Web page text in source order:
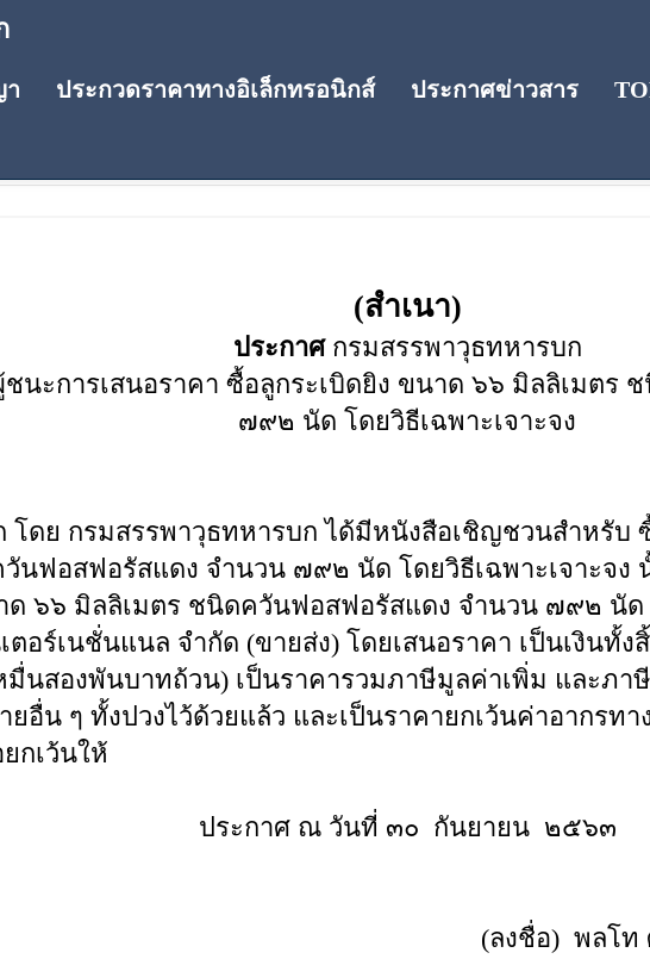
ประกวดราคาทางอิเล็กทรอนิกส์ ประกาศข่าวสาร
สนอราคา
(สำเนา)
ประกาศกรมสรรพาวุธทหารบก
ชนะการเสนอราคา ซื้อลูกระเบิดยิง ขนาด ๖๖ มิลลิเมตร
๗๙๒ นัด โดยวิธีเฉพาะเจาะจง
โดย กรมสรรพาวุธทหารบก ได้มีหนังสือเชิญชวนสำหรับ
นฟอสฟอรัสแดง จำนวน ๗๙๒ นัด โดยวิธีเฉพาะเจาะจง
ด ๖๖ มิลลิเมตร ชนิดควันฟอสฟอรัสแดง จำนวน ๗๙๒ นัด
ตอร์เนชั่นแนล จำกัด (ขายส่ง) โดยเสนอราคา เป็นเงินทั้
มื่นสองพันบาทถ้วน) เป็นราคารวมภาษีมูลค่าเพิ่ม และภา
ยอื่น ๆ ทั้งปวงไว้ด้วยแล้ว และเป็นราคายกเว้นค่าอากรท
กเว้นให้
ประกาศ ณ วันที่ ๓๐ กันยายน ๒๕๖๓
(ลงชื่อ) พ